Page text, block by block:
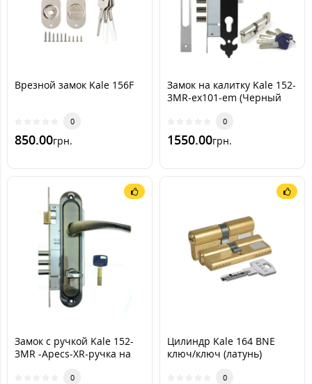
Врезной замок Kale 156F
0
850.00грн.
Замок на калитку Kale 152-
3MR-ex101-em (Черный
0
1550.00грн.
Замок с ручкой Kale 152-
3MR -Apecs-XR-ручка на
0
Цилиндр Kale 164 BNE
ключ/ключ (латунь)
0